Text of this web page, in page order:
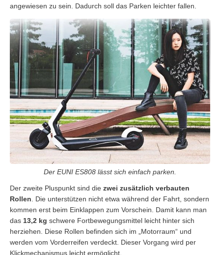
angewiesen zu sein. Dadurch soll das Parken leichter fallen.
Der EUNI ES808 lässt sich einfach parken.
Der zweite Pluspunkt sind die zwei zusätzlich verbauten
Rollen. Die unterstützen nicht etwa während der Fahrt, sondern
kommen erst beim Einklappen zum Vorschein. Damit kann man
das 13,2 kg schwere Fortbewegungsmittel leicht hinter sich
herziehen. Diese Rollen befinden sich im „Motorraum“ und
werden vom Vorderreifen verdeckt. Dieser Vorgang wird per
Klickmechanismus leicht ermöglicht.